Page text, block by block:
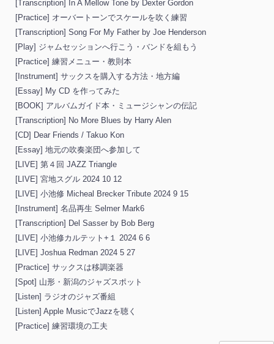
[Transcription] In A Mellow Tone by Dexter Gordon
[Practice] オーバートーンでスケールを吹く練習
[Transcription] Song For My Father by Joe Henderson
[Play] ジャムセッションへ行こう・バンドを組もう
[Practice] 練習メニュー・教則本
[Instrument] サックスを購入する方法・地方編
[Essay] My CD を作ってみた
[BOOK] アルバムガイド本・ミュージシャンの伝記
[Transcription] No More Blues by Harry Alen
[CD] Dear Friends / Takuo Kon
[Essay] 地元の吹奏楽団へ参加して
[LIVE] 第４回 JAZZ Triangle
[LIVE] 宮地スグル 2024 10 12
[LIVE] 小池修 Micheal Brecker Tribute 2024 9 15
[Instrument] 名品再生 Selmer Mark6
[Transcription] Del Sasser by Bob Berg
[LIVE] 小池修カルテット+１ 2024 6 6
[LIVE] Joshua Redman 2024 5 27
[Practice] サックスは移調楽器
[Spot] 山形・新潟のジャズスポット
[Listen] ラジオのジャズ番組
[Listen] Apple MusicでJazzを聴く
[Practice] 練習環境の工夫